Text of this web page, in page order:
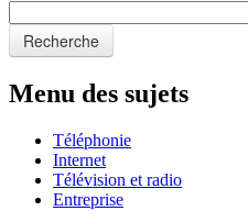
Recherche
Menu des sujets
Téléphonie
Internet
Télévision et radio
Entreprise